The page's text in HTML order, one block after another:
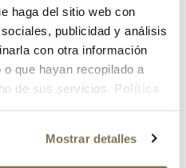
haga del sitio web con
publicidad y análisis
con otra información
que hayan recopilado a
de sus servicios. Política
Mostrar detalles